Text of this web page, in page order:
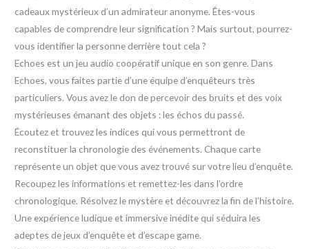
cadeaux mystérieux d’un admirateur anonyme. Êtes-vous
capables de comprendre leur signification ? Mais surtout, pourrez-
vous identifier la personne derrière tout cela ?
Echoes est un jeu audio coopératif unique en son genre. Dans
Echoes, vous faites partie d’une équipe d’enquêteurs très
particuliers. Vous avez le don de percevoir des bruits et des voix
mystérieuses émanant des objets : les échos du passé.
Écoutez et trouvez les indices qui vous permettront de
reconstituer la chronologie des événements. Chaque carte
représente un objet que vous avez trouvé sur votre lieu d’enquête.
Recoupez les informations et remettez-les dans l’ordre
chronologique. Résolvez le mystère et découvrez la fin de l’histoire.
Une expérience ludique et immersive inédite qui séduira les
adeptes de jeux d’enquête et d’escape game.